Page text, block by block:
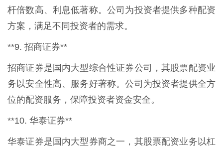
杆倍数高、利息低著称。公司为投资者提供多种配资
方案，满足不同投资者的需求。
**9. 招商证券**
招商证券是国内大型综合性证券公司，其股票配资业
务以安全性高、服务好著称。公司为投资者提供全方
位的配资服务，保障投资者资金安全。
**10. 华泰证券**
华泰证券是国内大型券商之一，其股票配资业务以杠